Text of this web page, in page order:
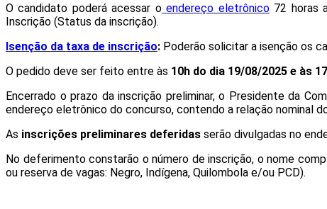
O candidato poderá acessar o endereço eletrônico72 horas
Inscrição (Status da inscrição).
Isenção da taxa de inscrição: Poderão solicitar a isenção os
O pedido deve ser feito entre às 10h do dia 19/08/2025 e às
Encerrado o prazo da inscrição preliminar, o Presidente da
endereço eletrônico do concurso, contendo a relação nominal
As inscrições preliminares deferidas serão divulgadas no
No deferimento constarão o número de inscrição, o nome
ou reserva de vagas: Negro, Indígena, Quilombola e/ou PCD).